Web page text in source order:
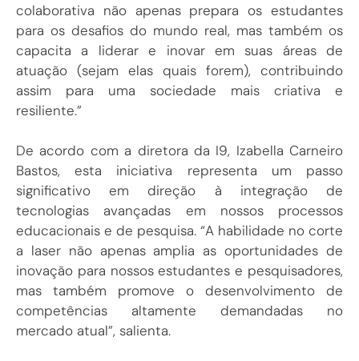
colaborativa não apenas prepara os estudantes
para os desafios do mundo real, mas também os
capacita a liderar e inovar em suas áreas de
atuação (sejam elas quais forem), contribuindo
assim para uma sociedade mais criativa e
resiliente.”
De acordo com a diretora da I9, Izabella Carneiro
Bastos, esta iniciativa representa um passo
significativo em direção à integração de
tecnologias avançadas em nossos processos
educacionais e de pesquisa. “A habilidade no corte
a laser não apenas amplia as oportunidades de
inovação para nossos estudantes e pesquisadores,
mas também promove o desenvolvimento de
competências altamente demandadas no
mercado atual”, salienta.